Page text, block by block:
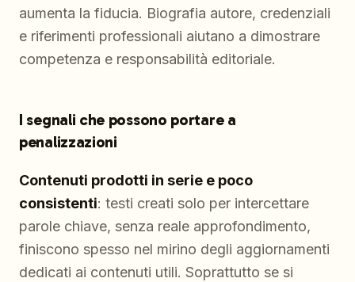
aumenta la fiducia. Biografia autore, credenziali
e riferimenti professionali aiutano a dimostrare
competenza e responsabilità editoriale.
I segnali che possono portare a
penalizzazioni
Contenuti prodotti in serie e poco
consistenti: testi creati solo per intercettare
parole chiave, senza reale approfondimento,
finiscono spesso nel mirino degli aggiornamenti
dedicati ai contenuti utili. Soprattutto se si